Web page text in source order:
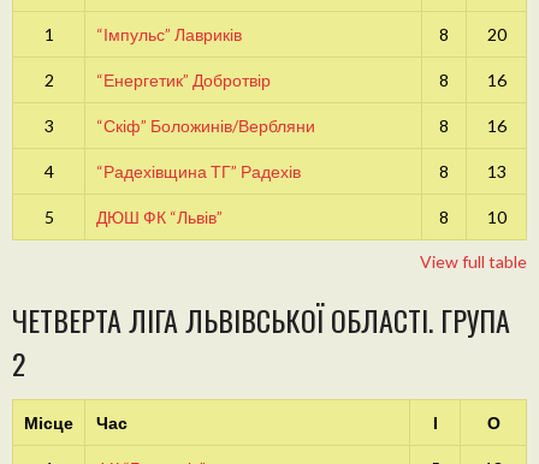
1 “Імпульс” Лавриків 8 20
2 “Енергетик” Добротвір 8 16
3 “Скіф” Боложинів/Вербляни 8 16
4 “Радехівщина ТГ” Радехів 8 13
5 ДЮШ ФК “Львів” 8 10
View full table
ЧЕТВЕРТА ЛІГА ЛЬВІВСЬКОЇ ОБЛАСТІ. ГРУПА
2
Місце Час І О